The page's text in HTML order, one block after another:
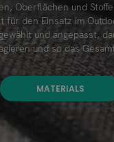
Oberflächen und
für den Einsatz im
und angepasst,
und so das
MATERIALS